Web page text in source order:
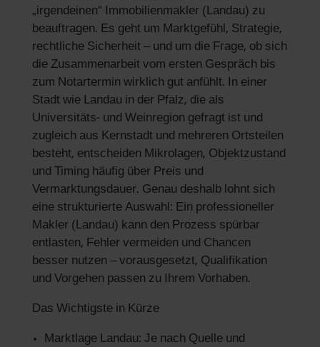
„irgendeinen“ Immobilienmakler (Landau) zu
beauftragen. Es geht um Marktgefühl, Strategie,
rechtliche Sicherheit – und um die Frage, ob sich
die Zusammenarbeit vom ersten Gespräch bis
zum Notartermin wirklich gut anfühlt. In einer
Stadt wie Landau in der Pfalz, die als
Universitäts- und Weinregion gefragt ist und
zugleich aus Kernstadt und mehreren Ortsteilen
besteht, entscheiden Mikrolagen, Objektzustand
und Timing häufig über Preis und
Vermarktungsdauer. Genau deshalb lohnt sich
eine strukturierte Auswahl: Ein professioneller
Makler (Landau) kann den Prozess spürbar
entlasten, Fehler vermeiden und Chancen
besser nutzen – vorausgesetzt, Qualifikation
und Vorgehen passen zu Ihrem Vorhaben.
Das Wichtigste in Kürze
Marktlage Landau: Je nach Quelle und